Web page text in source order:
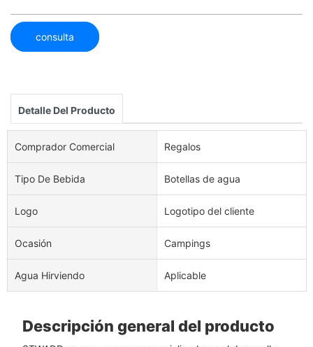
consulta
Detalle Del Producto
Comprador Comercial Regalos
Tipo De Bebida Botellas de agua
Logo Logotipo del cliente
Ocasión Campings
Agua Hirviendo Aplicable
Descripción general del producto